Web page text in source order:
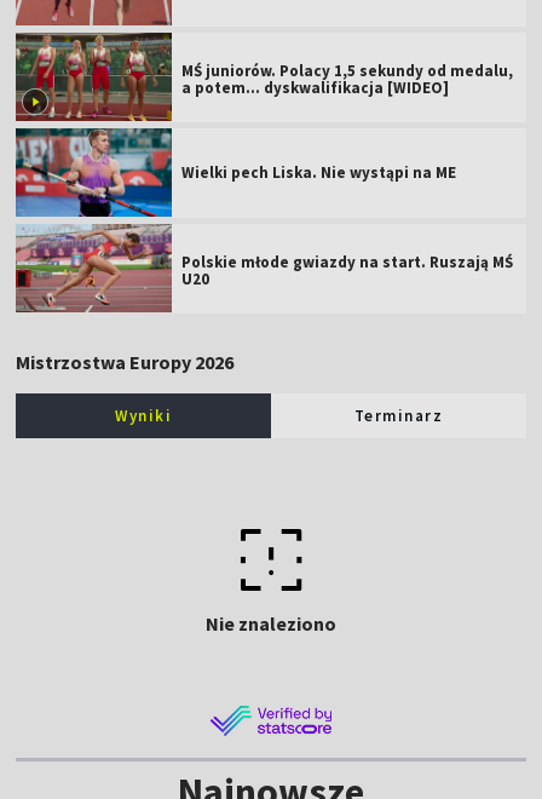
MŚ juniorów. Polacy 1,5 sekundy od medalu,
a potem... dyskwalifikacja [WIDEO]
Wielki pech Liska. Nie wystąpi na ME
Polskie młode gwiazdy na start. Ruszają MŚ
U20
Mistrzostwa Europy 2026
Wyniki Terminarz
Nie znaleziono